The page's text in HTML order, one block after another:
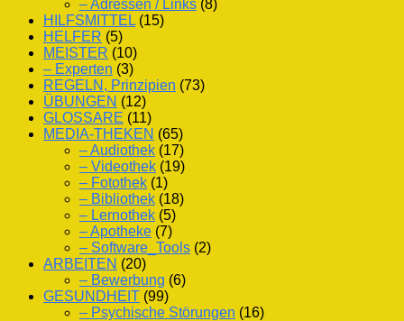
– Adressen / Links (8)
HILFSMITTEL (15)
HELFER (5)
MEISTER (10)
– Experten (3)
REGELN, Prinzipien (73)
ÜBUNGEN (12)
GLOSSARE (11)
MEDIA-THEKEN (65)
– Audiothek (17)
– Videothek (19)
– Fotothek (1)
– Bibliothek (18)
– Lernothek (5)
– Apotheke (7)
– Software_Tools (2)
ARBEITEN (20)
– Bewerbung (6)
GESUNDHEIT (99)
– Psychische Störungen (16)